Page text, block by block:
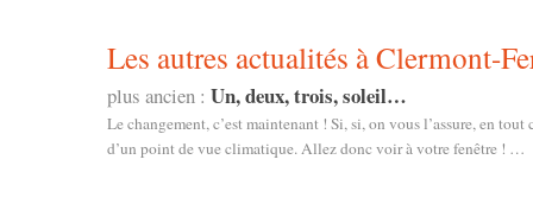
Les autres actualités à Clermont-
plus ancien : Un, deux, trois, soleil…
Le changement, c’est maintenant ! Si, si, on vous l’assure, en tout
d’un point de vue climatique. Allez donc voir à votre fenêtre ! …